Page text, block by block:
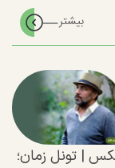
| تونل زمان؛